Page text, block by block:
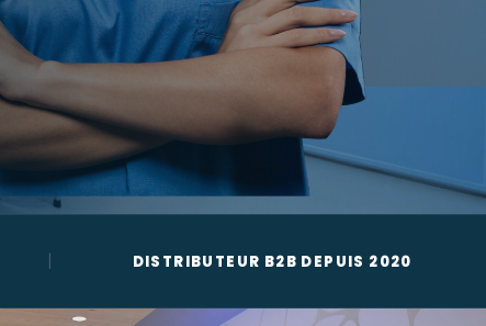
| DISTRIBUTEUR B2B DEPUIS 2020